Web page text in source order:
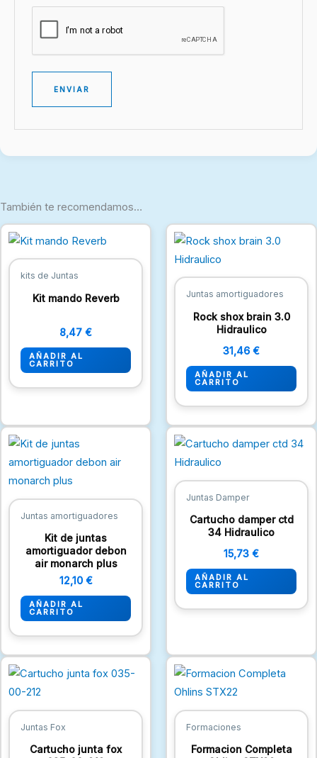
También te recomendamos…
kits de Juntas
Kit mando Reverb
8,47 €
AÑADIR AL
CARRITO
Juntas amortiguadores
Rock shox brain 3.0
Hidraulico
31,46 €
AÑADIR AL
CARRITO
Juntas amortiguadores
Kit de juntas
amortiguador debon
air monarch plus
12,10 €
AÑADIR AL
CARRITO
Juntas Damper
Cartucho damper ctd
34 Hidraulico
15,73 €
AÑADIR AL
CARRITO
Juntas Fox
Cartucho junta fox
Formaciones
Formacion Completa